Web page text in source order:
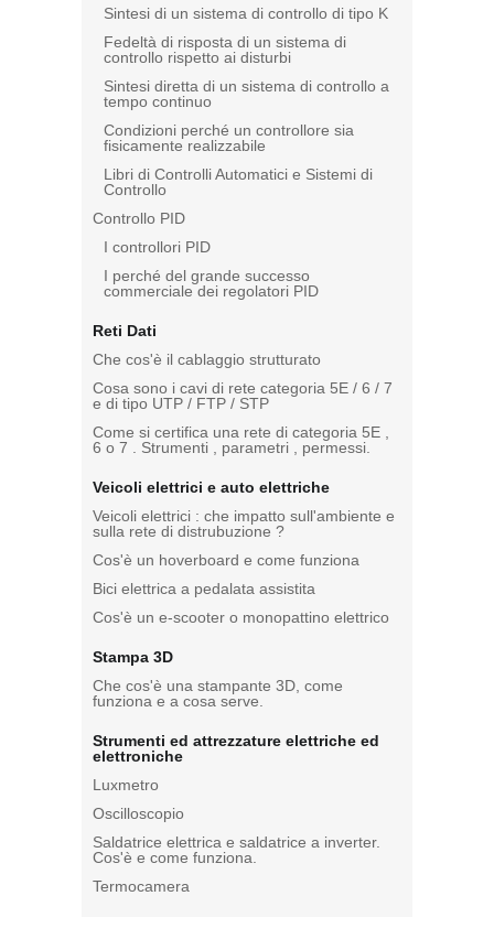
Sintesi di un sistema di controllo di tipo K
Fedeltà di risposta di un sistema di
controllo rispetto ai disturbi
Sintesi diretta di un sistema di controllo a
tempo continuo
Condizioni perché un controllore sia
fisicamente realizzabile
Libri di Controlli Automatici e Sistemi di
Controllo
Controllo PID
I controllori PID
I perché del grande successo
commerciale dei regolatori PID
Reti Dati
Che cos'è il cablaggio strutturato
Cosa sono i cavi di rete categoria 5E / 6 / 7
e di tipo UTP / FTP / STP
Come si certifica una rete di categoria 5E ,
6 o 7 . Strumenti , parametri , permessi.
Veicoli elettrici e auto elettriche
Veicoli elettrici : che impatto sull'ambiente e
sulla rete di distrubuzione ?
Cos'è un hoverboard e come funziona
Bici elettrica a pedalata assistita
Cos'è un e-scooter o monopattino elettrico
Stampa 3D
Che cos'è una stampante 3D, come
funziona e a cosa serve.
Strumenti ed attrezzature elettriche ed
elettroniche
Luxmetro
Oscilloscopio
Saldatrice elettrica e saldatrice a inverter.
Cos'è e come funziona.
Termocamera